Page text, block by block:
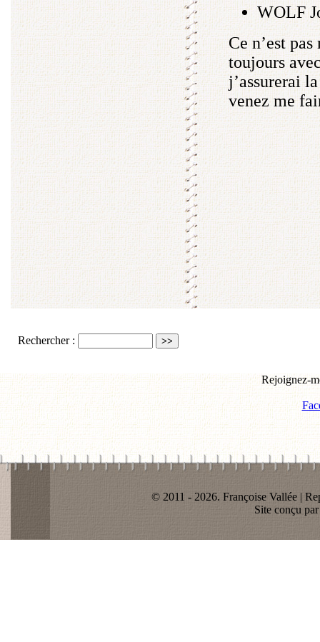
WOLF
Ce n’est
toujours
j’assurerai
venez me
Rechercher :
Rejoignez-
© 2011 - 2026. Françoise Vallée |
Site conçu